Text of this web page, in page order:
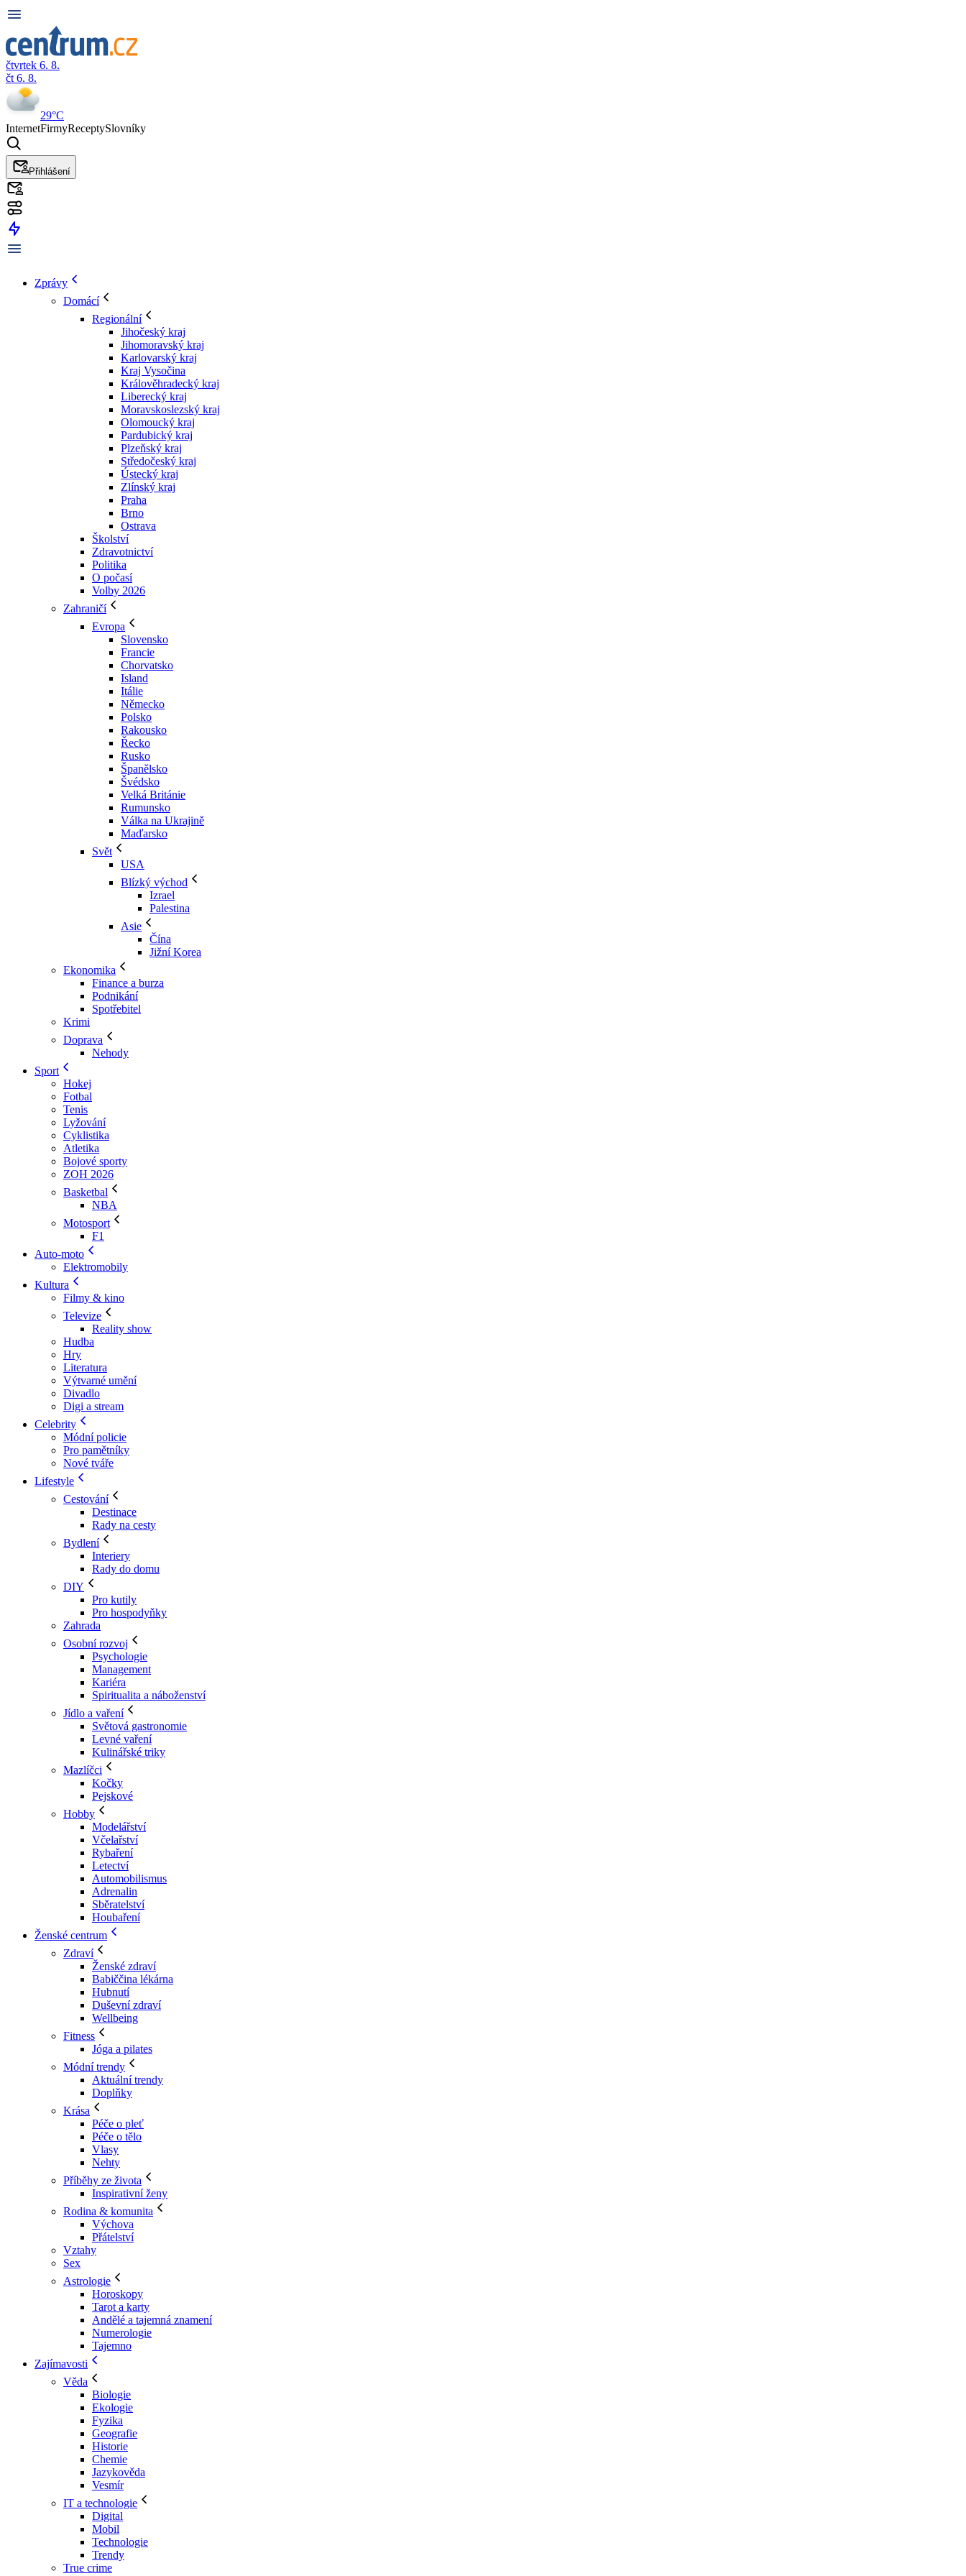
čtvrtek 6. 8.
čt 6. 8.
29°C
InternetFirmyReceptySlovníky
Přihlášení
Zprávy
Domácí
Regionální
Jihočeský kraj
Jihomoravský kraj
Karlovarský kraj
Kraj Vysočina
Králověhradecký kraj
Liberecký kraj
Moravskoslezský kraj
Olomoucký kraj
Pardubický kraj
Plzeňský kraj
Středočeský kraj
Ústecký kraj
Zlínský kraj
Praha
Brno
Ostrava
Školství
Zdravotnictví
Politika
O počasí
Volby 2026
Zahraničí
Evropa
Slovensko
Francie
Chorvatsko
Island
Itálie
Německo
Polsko
Rakousko
Řecko
Rusko
Španělsko
Švédsko
Velká Británie
Rumunsko
Válka na Ukrajině
Maďarsko
Svět
USA
Blízký východ
Izrael
Palestina
Asie
Čína
Jižní Korea
Ekonomika
Finance a burza
Podnikání
Spotřebitel
Krimi
Doprava
Nehody
Sport
Hokej
Fotbal
Tenis
Lyžování
Cyklistika
Atletika
Bojové sporty
ZOH 2026
Basketbal
NBA
Motosport
F1
Auto-moto
Elektromobily
Kultura
Filmy & kino
Televize
Reality show
Hudba
Hry
Literatura
Výtvarné umění
Divadlo
Digi a stream
Celebrity
Módní policie
Pro pamětníky
Nové tváře
Lifestyle
Cestování
Destinace
Rady na cesty
Bydlení
Interiery
Rady do domu
DIY
Pro kutily
Pro hospodyňky
Zahrada
Osobní rozvoj
Psychologie
Management
Kariéra
Spiritualita a náboženství
Jídlo a vaření
Světová gastronomie
Levné vaření
Kulinářské triky
Mazlíčci
Kočky
Pejskové
Hobby
Modelářství
Včelařství
Rybaření
Letectví
Automobilismus
Adrenalin
Sběratelství
Houbaření
Ženské centrum
Zdraví
Ženské zdraví
Babiččina lékárna
Hubnutí
Duševní zdraví
Wellbeing
Fitness
Jóga a pilates
Módní trendy
Aktuální trendy
Doplňky
Krása
Péče o pleť
Péče o tělo
Vlasy
Nehty
Příběhy ze života
Inspirativní ženy
Rodina & komunita
Výchova
Přátelství
Vztahy
Sex
Astrologie
Horoskopy
Tarot a karty
Andělé a tajemná znamení
Numerologie
Tajemno
Zajímavosti
Věda
Biologie
Ekologie
Fyzika
Geografie
Historie
Chemie
Jazykověda
Vesmír
IT a technologie
Digital
Mobil
Technologie
Trendy
True crime